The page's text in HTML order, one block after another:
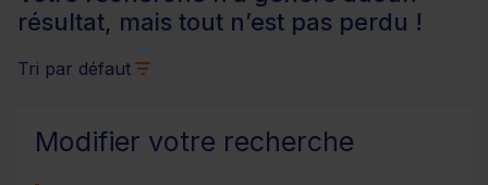
résultat, mais tout n’est pas perdu !
Tri par défaut
Modifier votre recherche